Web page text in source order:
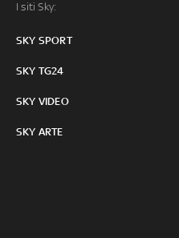
I siti Sky:
SKY SPORT
SKY TG24
SKY VIDEO
SKY ARTE